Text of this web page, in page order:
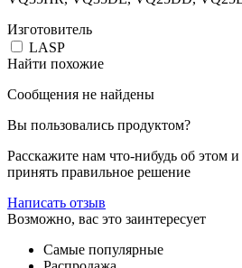
Изготовитель
LASP
Найти похожие
Сообщения не найдены
Вы пользовались продуктом?
Расскажите нам что-нибудь об этом
принять правильное решение
Написать отзыв
Возможно, вас это заинтересует
Самые популярные